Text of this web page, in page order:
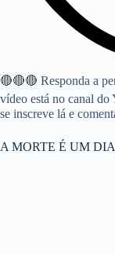
🔴🔴🔴 Responda a
vídeo está no
se inscreve lá e
A MORTE É UM